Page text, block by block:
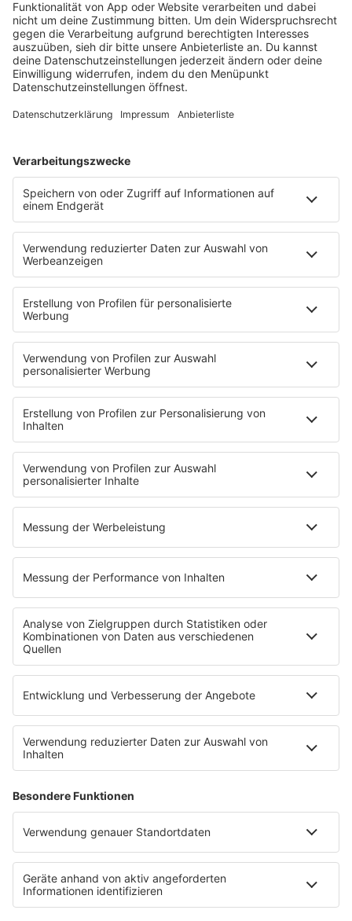
Mit seinem sechsten Studioalbum präsentiert
Sonny Fodera ein Meisterwerk aus fünf Jahren
kreativer Arbeit – ein Zeugnis dafür, dass seine
HOME
PROGRAMM
Sendeplan
DJs
Playlist
MUSIC
Streams
Album der Woche
News
Highlights
Charts
EVENTS
Kontakt
Newsletter
Empfang
sunshine live App
werben bei SUNSHINE LIVE
SERVICE
Datenschutz
Datenschutzerklärung zur sunshine live App
Impressum
Teilnahmebedingungen
AGB